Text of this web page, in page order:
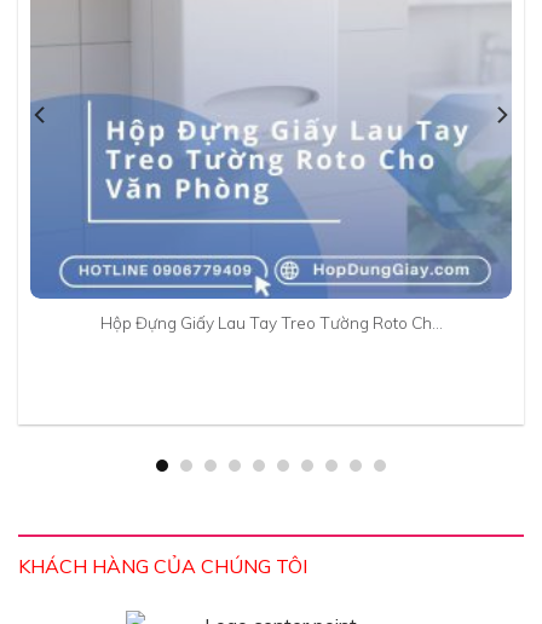
Hộp Đựng Giấy Lau Tay Treo Tường Roto Ch…
KHÁCH HÀNG CỦA CHÚNG TÔI